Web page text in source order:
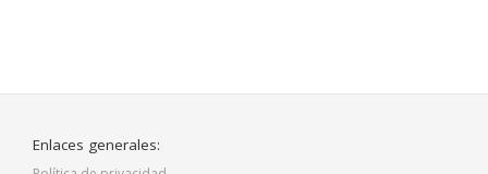
Enlaces generales: